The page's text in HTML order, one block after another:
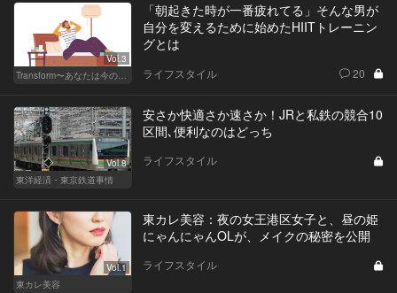
Vol.3
Transform〜あなたは今の自分に満足してますか？〜
「朝起きた時が一番疲れてる」そんな男が
自分を変えるために始めたHIITトレーニン
グとは
ライフスタイル 20
Vol.8
東洋経済・東京鉄道事情
安さか快適さか速さか！JRと私鉄の競合10
区間､便利なのはどっち
ライフスタイル
Vol.1
東カレ美容
東カレ美容：夜の女王港区女子と、昼の姫
にゃんにゃんOLが、メイクの秘密を公開
ライフスタイル